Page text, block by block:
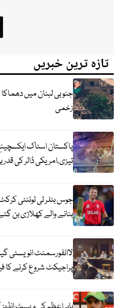
تازہ ترین خبریں
زخمی
پاکستان اسٹاک
تیزی،امریکی ڈالر کی
جوس بٹلر ٹی ٹوئنٹی
بنانے والے کھلاڑی بن
لاانفورسمنٹ انویسٹی
پراجیکٹ شروع کرنے کا